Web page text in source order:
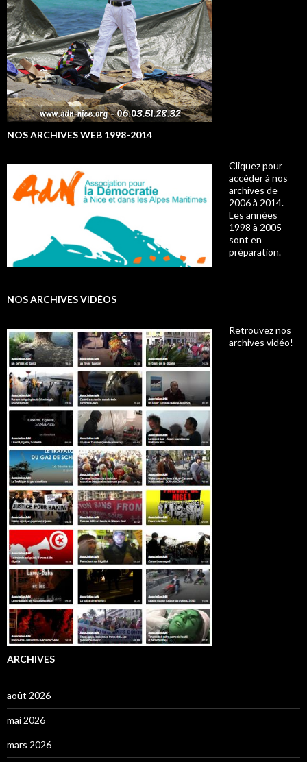
NOS ARCHIVES WEB 1998-2014
Cliquez pour
accéder à nos
archives de
2006 à 2014.
Les années
1998 à 2005
sont en
préparation.
NOS ARCHIVES VIDÉOS
Retrouvez nos
archives vidéo!
ARCHIVES
août 2026
mai 2026
mars 2026